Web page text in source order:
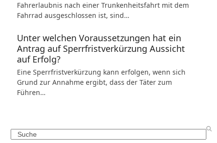
Fahrerlaubnis nach einer Trunkenheitsfahrt mit dem
Fahrrad ausgeschlossen ist, sind…
Unter welchen Voraussetzungen hat ein
Antrag auf Sperrfristverkürzung Aussicht
auf Erfolg?
Eine Sperrfristverkürzung kann erfolgen, wenn sich
Grund zur Annahme ergibt, dass der Täter zum
Führen…
Search